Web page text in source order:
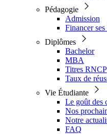
Pédagogie
Admission
Financer ses
Diplômes
Bachelor
MBA
Titres RNCP
Taux de
Vie Étudiante
Le goût des
Nos
Notre
FAQ